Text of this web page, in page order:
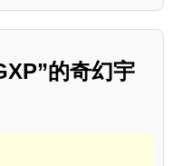
的奇幻宇